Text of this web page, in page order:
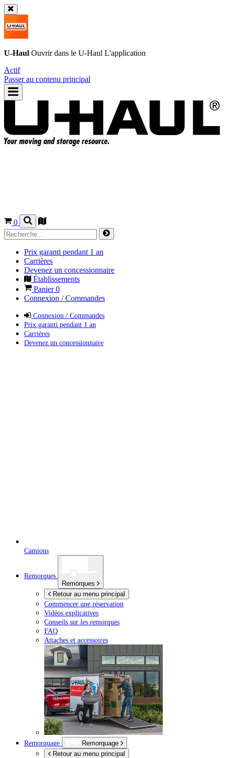
U-Haul Ouvrir dans le U-Haul L'application
Actif
Passer au contenu principal
0
Prix garanti pendant 1 an
Carrières
Devenez un concessionnaire
Établissements
Panier0
Connexion / Commandes
Connexion / Commandes
Prix garanti pendant 1 an
Carrières
Devenez un concessionnaire
Camions
Remorques
Remorques
Retour au menu principal
Commencer une réservation
Vidéos explicatives
Conseils sur les remorques
FAQ
Attaches et accessoires
Remorquage
Remorquage
Retour au menu principal